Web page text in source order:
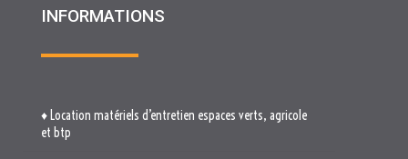
♦ Partenariats
♦ Recrutement
♦ Materiels BTP , Recyclage Environnement MEDIMAT